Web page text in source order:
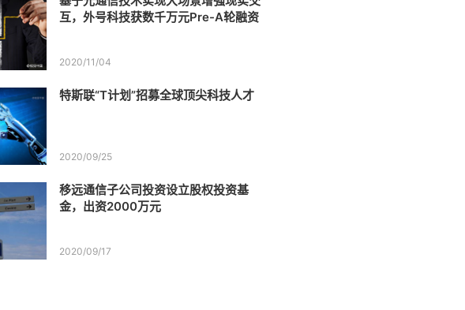
互，外号科技获数千万元Pre-A轮融资
2020/11/04
特斯联“T计划”招募全球顶尖科技人才
2020/09/25
移远通信子公司投资设立股权投资基
金，出资2000万元
2020/09/17